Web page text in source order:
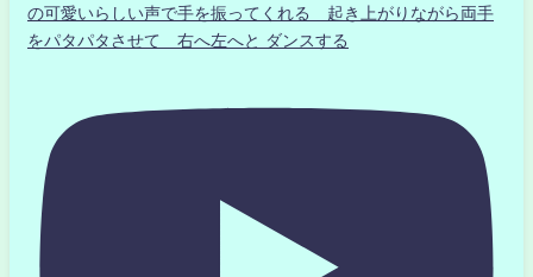
の可愛いらしい声で手を振ってくれる 起き上がりながら両手
をパタパタさせて 右へ左へと ダンスする